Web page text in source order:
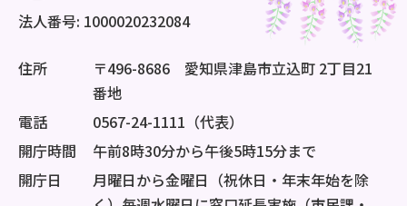
法人番号: 1000020232084
住所
〒496-8686 愛知県津島市立込町 2丁目21
番地
電話
0567-24-1111（代表）
開庁時間
午前8時30分から午後5時15分まで
開庁日
月曜日から金曜日（祝休日・年末年始を除